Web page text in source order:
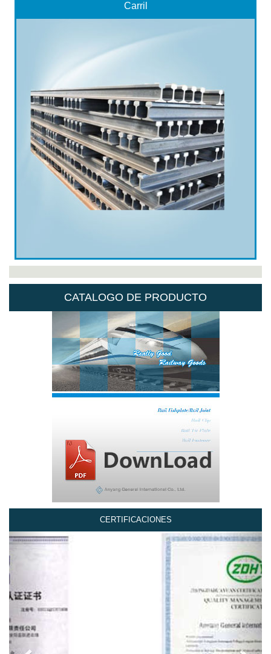
Carril
CATALOGO DE PRODUCTO
CERTIFICACIONES
Previous Next